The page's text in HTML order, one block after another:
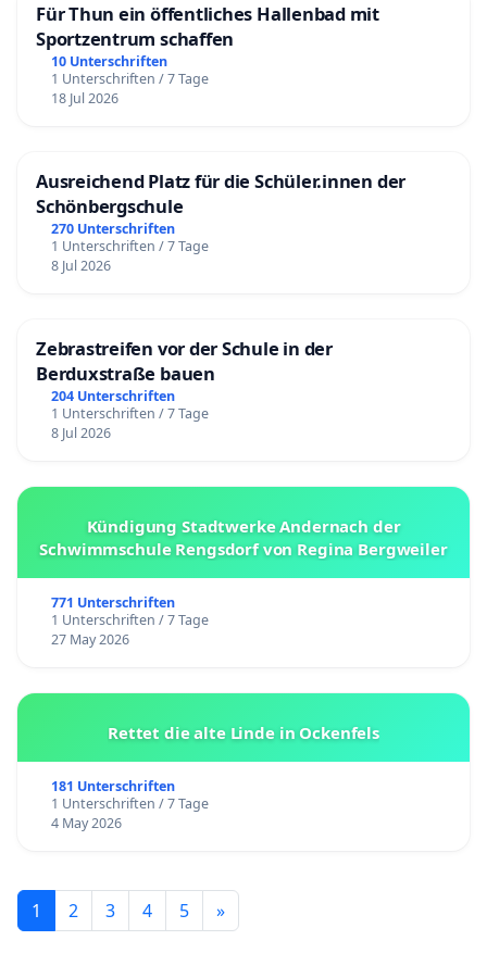
Für Thun ein öffentliches Hallenbad mit
Sportzentrum schaffen
10 Unterschriften
1 Unterschriften / 7 Tage
18 Jul 2026
Ausreichend Platz für die Schüler.innen der
Schönbergschule
270 Unterschriften
1 Unterschriften / 7 Tage
8 Jul 2026
Zebrastreifen vor der Schule in der
Berduxstraße bauen
204 Unterschriften
1 Unterschriften / 7 Tage
8 Jul 2026
Kündigung Stadtwerke Andernach der
Schwimmschule Rengsdorf von Regina Bergweiler
771 Unterschriften
1 Unterschriften / 7 Tage
27 May 2026
Rettet die alte Linde in Ockenfels
181 Unterschriften
1 Unterschriften / 7 Tage
4 May 2026
1 2 3 4 5 »